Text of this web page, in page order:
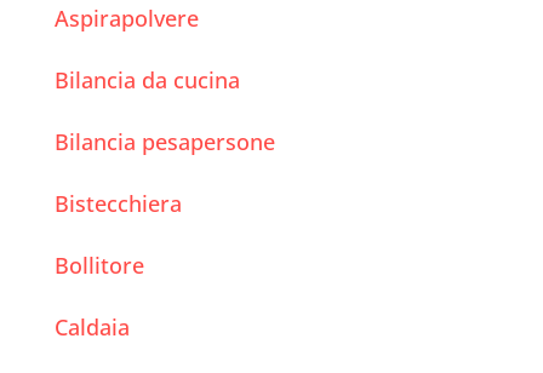
Aspirapolvere
Bilancia da cucina
Bilancia pesapersone
Bistecchiera
Bollitore
Caldaia